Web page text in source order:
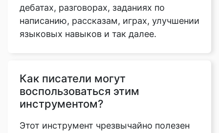
дебатах, разговорах, заданиях по
написанию, рассказам, играх, улучшении
языковых навыков и так далее.
Как писатели могут
воспользоваться этим
инструментом?
Этот инструмент чрезвычайно полезен